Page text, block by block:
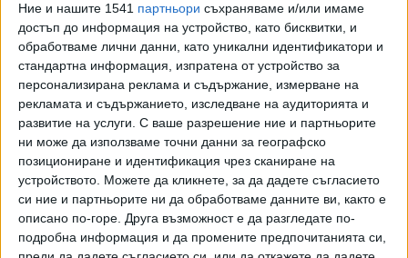
Ние и нашите 1541 партньори съхраняваме и/или имаме
достъп до информация на устройство, като бисквитки, и
обработваме лични данни, като уникални идентификатори и
стандартна информация, изпратена от устройство за
персонализирана реклама и съдържание, измерване на
рекламата и съдържанието, изследване на аудиторията и
развитие на услуги. С ваше разрешение ние и партньорите
ни може да използваме точни данни за географско
позициониране и идентификация чрез сканиране на
устройството. Можете да кликнете, за да дадете съгласието
си ние и партньорите ни да обработваме данните ви, както е
описано по-горе. Друга възможност е да разгледате по-
подробна информация и да промените предпочитанията си,
съд - Велико Търново за прехвърляне на имоти, които
са други активи на дружеството, на база сключени
предварителни договори за продажба. Уведомленията са
изпратени, защото е поискано от съда тези договори да
бъдат обявени за окончателни.
Предварителните договори са с дата от края на март
тази година, като квесторите, които поеха управлението
на застрахователното дружество, са предприели мерки
за обжалването на тези актове.
Става дума за три имота, които се намират в Бусманци,